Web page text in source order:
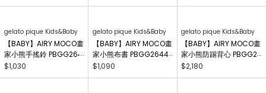
gelato pique Kids&Baby
【BABY】AIRY MOCO畫
家小熊手搖鈴 PBGG264
414
$1,030
gelato pique Kids&Baby
【BABY】AIRY MOCO畫
家小熊布書 PBGG26441
8
$1,090
gelato pique Kids&Baby
【BABY】AIRY MOCO畫
家小熊防踢背心 PBGG2
64465
$2,180